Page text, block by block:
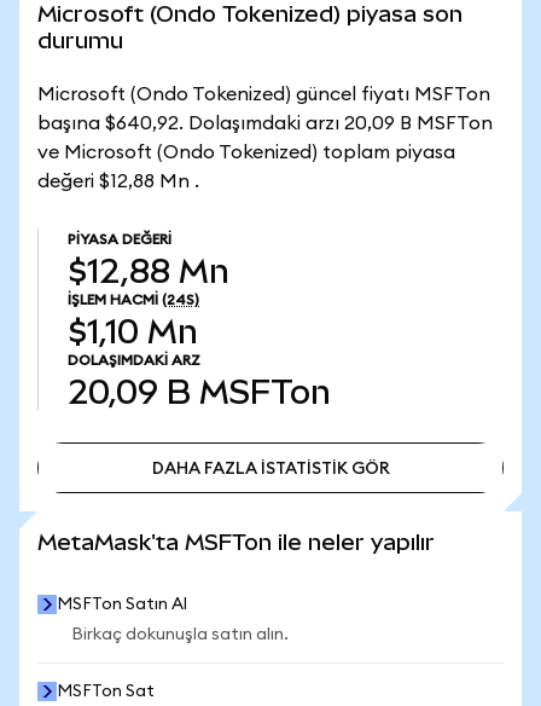
Microsoft (Ondo Tokenized) piyasa son
durumu
Microsoft (Ondo Tokenized) güncel fiyatı MSFTon
başına $640,92. Dolaşımdaki arzı 20,09 B MSFTon
ve Microsoft (Ondo Tokenized) toplam piyasa
değeri $12,88 Mn .
PIYASA DEĞERI
$12,88 Mn
İŞLEM HACMI (24S)
$1,10 Mn
DOLAŞIMDAKI ARZ
20,09 B MSFTon
DAHA FAZLA İSTATİSTİK GÖR
MetaMask'ta MSFTon ile neler yapılır
MSFTon Satın Al
Birkaç dokunuşla satın alın.
MSFTon Sat